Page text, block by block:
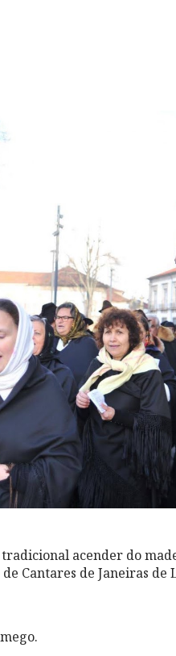
acender do
Cantares de Janeiras de